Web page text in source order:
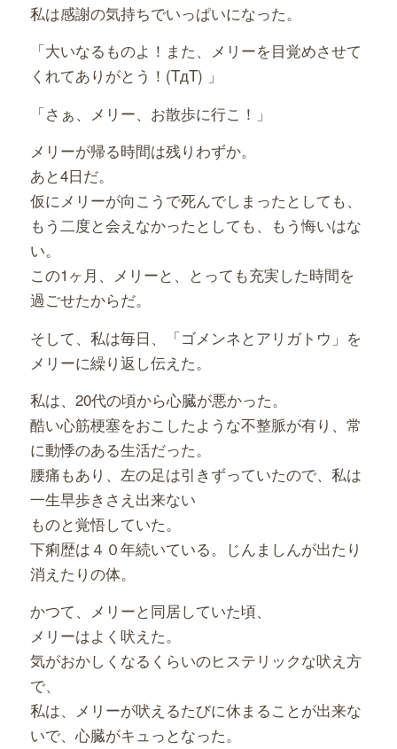
私は感謝の気持ちでいっぱいになった。
「大いなるものよ！また、メリーを目覚めさせて
くれてありがとう！(TдT) 」
「さぁ、メリー、お散歩に行こ！」
メリーが帰る時間は残りわずか。
あと4日だ。
仮にメリーが向こうで死んでしまったとしても、
もう二度と会えなかったとしても、もう悔いはな
い。
この1ヶ月、メリーと、とっても充実した時間を
過ごせたからだ。
そして、私は毎日、「ゴメンネとアリガトウ」を
メリーに繰り返し伝えた。
私は、20代の頃から心臓が悪かった。
酷い心筋梗塞をおこしたような不整脈が有り、常
に動悸のある生活だった。
腰痛もあり、左の足は引きずっていたので、私は
一生早歩きさえ出来ない
ものと覚悟していた。
下痢歴は４０年続いている。じんましんが出たり
消えたりの体。
かつて、メリーと同居していた頃、
メリーはよく吠えた。
気がおかしくなるくらいのヒステリックな吠え方
で、
私は、メリーが吠えるたびに休まることが出来な
いで、心臓がキュっとなった。